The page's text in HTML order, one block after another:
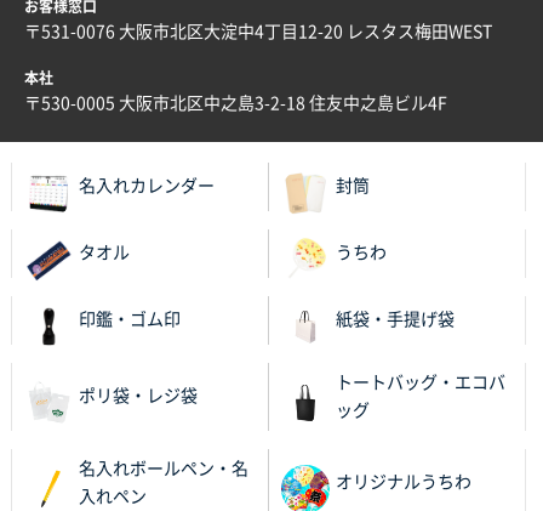
お客様窓口
〒531-0076 大阪市北区大淀中4丁目12-20 レスタス梅田WEST
本社
〒530-0005 大阪市北区中之島3-2-18 住友中之島ビル4F
名入れカレンダー 封筒
タオル うちわ
印鑑・ゴム印 紙袋・手提げ袋
ポリ袋・レジ袋
トートバッグ・エコバ
ッグ
名入れボールペン・名
入れペン
オリジナルうちわ